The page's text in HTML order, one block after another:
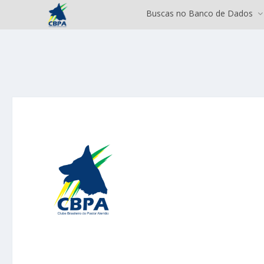
Buscas no Banco de Dados